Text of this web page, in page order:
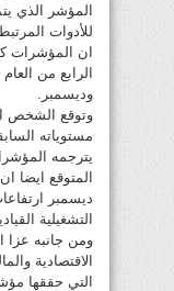
المؤشر الذي
للأدوات
ان المؤشرات
الرابع من
وديسمبر.
مستوياته
يترجمه
المتوقع ايضا
ديسمبر
التشغيلية
ومن جانبه عزا
الاقتصادية